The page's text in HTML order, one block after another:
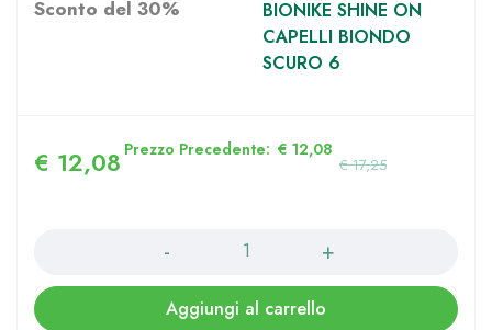
Sconto del 30%
BIONIKE SHINE ON
CAPELLI BIONDO
SCURO 6
€17,25
€ 12,08 Prezzo Precedente: € 12,08
Aggiungi al carrello